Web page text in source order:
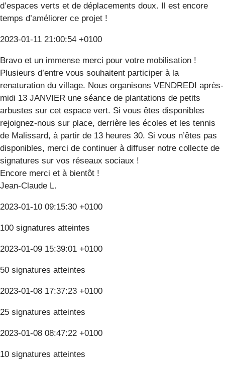
d’espaces verts et de déplacements doux. Il est encore
temps d’améliorer ce projet !
2023-01-11 21:00:54 +0100
Bravo et un immense merci pour votre mobilisation !
Plusieurs d’entre vous souhaitent participer à la
renaturation du village. Nous organisons VENDREDI après-
midi 13 JANVIER une séance de plantations de petits
arbustes sur cet espace vert. Si vous êtes disponibles
rejoignez-nous sur place, derrière les écoles et les tennis
de Malissard, à partir de 13 heures 30. Si vous n’êtes pas
disponibles, merci de continuer à diffuser notre collecte de
signatures sur vos réseaux sociaux !
Encore merci et à bientôt !
Jean-Claude L.
2023-01-10 09:15:30 +0100
100 signatures atteintes
2023-01-09 15:39:01 +0100
50 signatures atteintes
2023-01-08 17:37:23 +0100
25 signatures atteintes
2023-01-08 08:47:22 +0100
10 signatures atteintes